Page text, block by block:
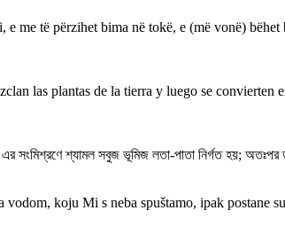
me të përzihet bima në tokë, e (më vonë)
las plantas de la tierra y luego se
সংমিশ্রণে শ্যামল সবুজ ভূমিজ লতা-পাতা নির্গত হয়;
koju Mi s neba spuštamo, ipak postane